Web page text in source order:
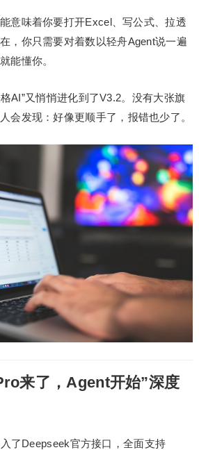
意味着你要打开Excel、写公式、拉透
，你只需要对着数以轻舟Agent说一遍
能懂你。
AI”又悄悄进化到了V3.2。没有大张旗
会发现：好像更顺手了，报错也少了。
来了，Agent开始”深度
了Deepseek官方接口，全面支持